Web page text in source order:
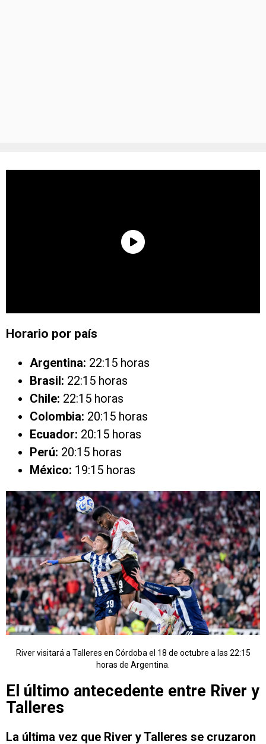
Horario por país
Argentina: 22:15 horas
Brasil: 22:15 horas
Chile: 22:15 horas
Colombia: 20:15 horas
Ecuador: 20:15 horas
Perú: 20:15 horas
México: 19:15 horas
River visitará a Talleres en Córdoba el 18 de octubre a las 22:15
horas de Argentina.
El último antecedente entre River y
Talleres
La última vez que River y Talleres se cruzaron